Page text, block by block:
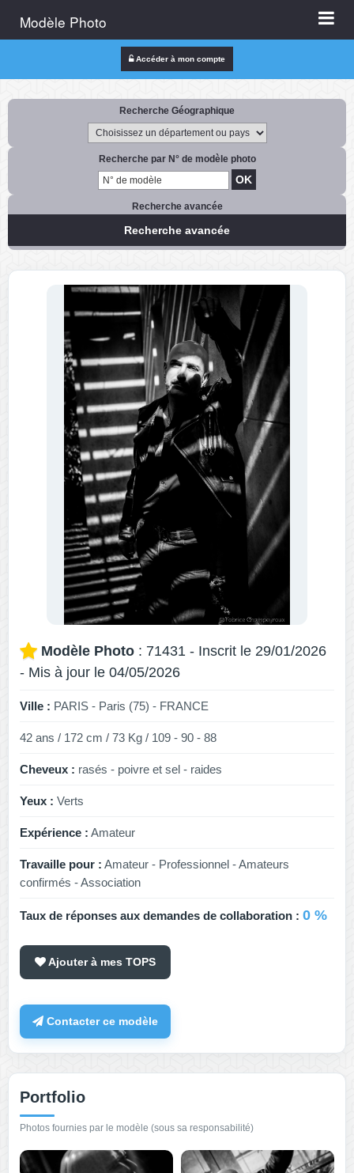
Modèle Photo
Accéder à mon compte
Recherche Géographique
Recherche par N° de modèle photo
Recherche avancée
Recherche avancée
Modèle Photo : 71431 - Inscrit le 29/01/2026
- Mis à jour le 04/05/2026
Ville : PARIS - Paris (75) - FRANCE
42 ans / 172 cm / 73 Kg / 109 - 90 - 88
Cheveux : rasés - poivre et sel - raides
Yeux : Verts
Expérience : Amateur
Travaille pour : Amateur - Professionnel - Amateurs
confirmés - Association
Taux de réponses aux demandes de collaboration : 0 %
Ajouter à mes TOPS
Contacter ce modèle
Portfolio
Photos fournies par le modèle (sous sa responsabilité)